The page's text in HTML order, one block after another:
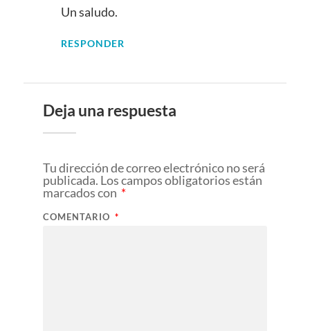
Un saludo.
RESPONDER
Deja una respuesta
Tu dirección de correo electrónico no será
publicada. Los campos obligatorios están
marcados con *
COMENTARIO *